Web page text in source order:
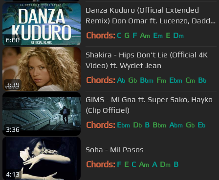
6:00
Danza Kuduro (Official Extended
Remix) Don Omar ft. Lucenzo, Daddy
Yankee & Arcángel
Chords: C G F Am Em E Dm
3:39
Shakira - Hips Don't Lie (Official 4K
Video) ft. Wyclef Jean
Chords: Ab Gb Bbm Fm Ebm Cm Bb
3:36
GIMS - Mi Gna ft. Super Sako, Hayko
(Clip Officiel)
Chords: Ebm Db B Bbm Abm Gb Eb
4:13
Soha - Mil Pasos
Chords: F E C Am A Dm B